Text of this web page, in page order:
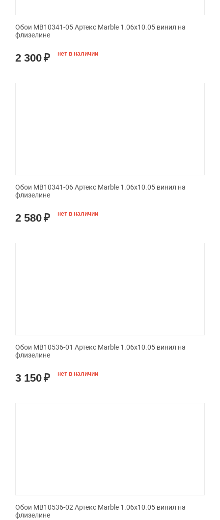
Обои MB10341-05 Артекс Marble 1.06x10.05 винил на
флизелине
2 300₽ нет в наличии
Обои MB10341-06 Артекс Marble 1.06x10.05 винил на
флизелине
2 580₽ нет в наличии
Обои MB10536-01 Артекс Marble 1.06x10.05 винил на
флизелине
3 150₽ нет в наличии
Обои MB10536-02 Артекс Marble 1.06x10.05 винил на
флизелине